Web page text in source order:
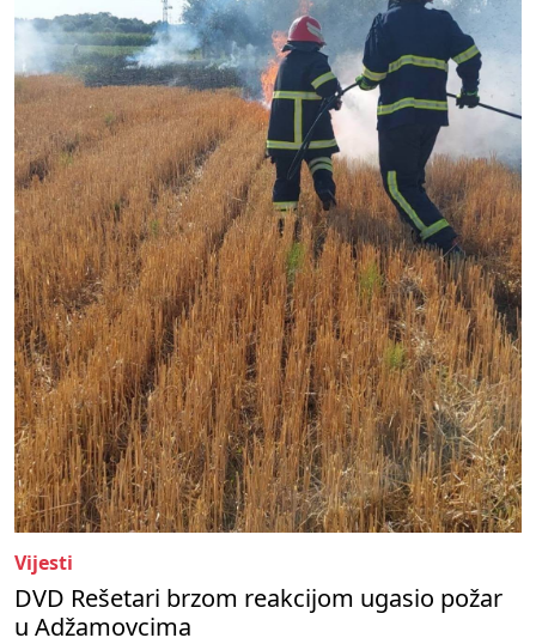
Vijesti
DVD Rešetari brzom reakcijom ugasio požar
u Adžamovcima